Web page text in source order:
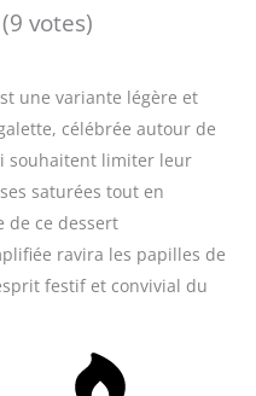
votes)
une variante légère et
célébrée autour de
souhaitent limiter leur
saturées tout en
de ce dessert
ravira les papilles de
festif et convivial du